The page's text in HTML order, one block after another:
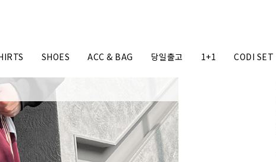
SHOES ACC & BAG 당일출고 1+1 CODI SET